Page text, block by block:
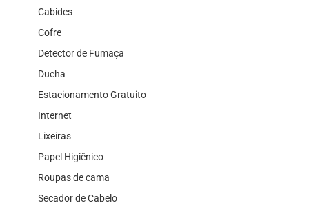
Cabides
Cofre
Detector de Fumaça
Ducha
Estacionamento Gratuito
Internet
Lixeiras
Papel Higiênico
Roupas de cama
Secador de Cabelo